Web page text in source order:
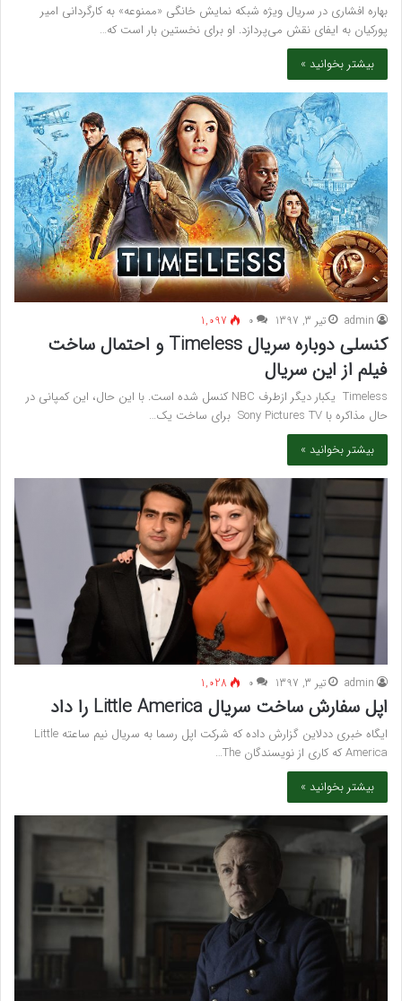
بهاره افشاری در سریال ویژه شبکه نمایش خانگی «ممنوعه» به کارگردانی امیر
پورکیان به ایفای نقش می‌پردازد. او برای نخستین بار است که…
بیشتر بخوانید »
admin تیر 3, 1397 ۰ 1,097
کنسلی دوباره سریال Timeless و احتمال ساخت
فیلم از این سریال
Timeless یکبار دیگر ازطرف NBC کنسل شده است. با این حال، این کمپانی در
حال مذاکره با Sony Pictures TV برای ساخت یک…
بیشتر بخوانید »
admin تیر 3, 1397 ۰ 1,028
اپل سفارش ساخت سریال Little America را داد
ایگاه خبری ددلاین گزارش داده که شرکت اپل رسما به سریال نیم‌ ساعته Little
America که کاری از نویسندگان The…
بیشتر بخوانید »